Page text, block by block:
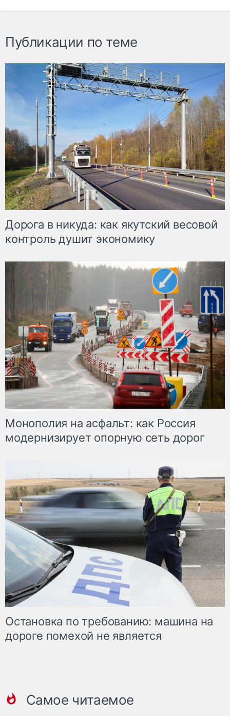
Публикации по теме
Дорога в никуда: как якутский весовой
контроль душит экономику
Монополия на асфальт: как Россия
модернизирует опорную сеть дорог
Остановка по требованию: машина на
дороге помехой не является
Самое читаемое